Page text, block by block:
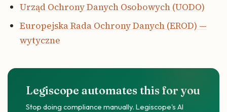
Urząd Ochrony Danych Osobowych (UODO)
Europejska Rada Ochrony Danych (EROD) —
wytyczne
Legiscope automates this for you
Stop doing compliance manually. Legiscope's AI